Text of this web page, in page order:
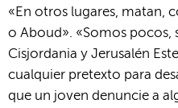
«En otros lugares, matan,
o Aboud». «Somos pocos,
Cisjordania y Jerusalén
cualquier pretexto para
que un joven denuncie a